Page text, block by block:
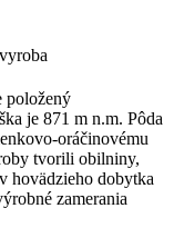
položený
je 871 m n.m. Pôda
oráčinovému
tvorili obilniny,
hovädzieho dobytka
zamerania